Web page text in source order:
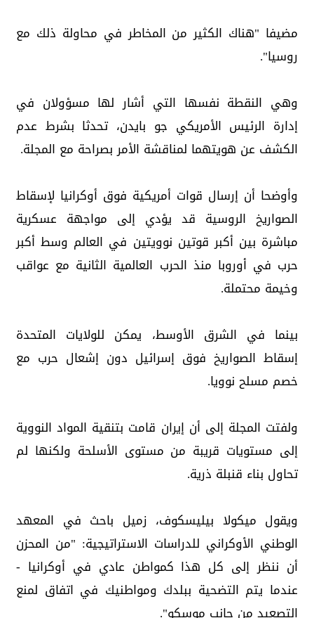
مضيفا "هناك الكثير من المخاطر في محاولة ذلك مع
روسيا".
وهي النقطة نفسها التي أشار لها مسؤولان في
إدارة الرئيس الأمريكي جو بايدن، تحدثا بشرط عدم
الكشف عن هويتهما لمناقشة الأمر بصراحة مع المجلة.
وأوضحا أن إرسال قوات أمريكية فوق أوكرانيا لإسقاط
الصواريخ الروسية قد يؤدي إلى مواجهة عسكرية
مباشرة بين أكبر قوتين نوويتين في العالم وسط أكبر
حرب في أوروبا منذ الحرب العالمية الثانية مع عواقب
وخيمة محتملة.
بينما في الشرق الأوسط، يمكن للولايات المتحدة
إسقاط الصواريخ فوق إسرائيل دون إشعال حرب مع
خصم مسلح نوويا.
ولفتت المجلة إلى أن إيران قامت بتنقية المواد النووية
إلى مستويات قريبة من مستوى الأسلحة ولكنها لم
تحاول بناء قنبلة ذرية.
ويقول ميكولا بيليسكوف، زميل باحث في المعهد
الوطني الأوكراني للدراسات الاستراتيجية: "من المحزن
أن ننظر إلى كل هذا كمواطن عادي في أوكرانيا -
عندما يتم التضحية ببلدك ومواطنيك في اتفاق لمنع